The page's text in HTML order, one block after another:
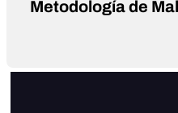
Metodología de